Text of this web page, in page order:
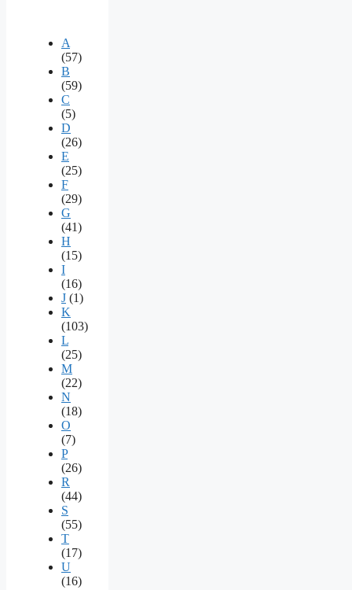
A
(57)
B
(59)
C
(5)
D
(26)
E
(25)
F
(29)
G
(41)
H
(15)
I
(16)
J (1)
K
(103)
L
(25)
M
(22)
N
(18)
O
(7)
P
(26)
R
(44)
S
(55)
T
(17)
U
(16)